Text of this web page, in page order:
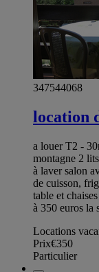
347544068
location
a louer T2 -
montagne 2
à laver salon
de cuisson,
table et
à 350 euros la
Locations
Prix€350
Particulier